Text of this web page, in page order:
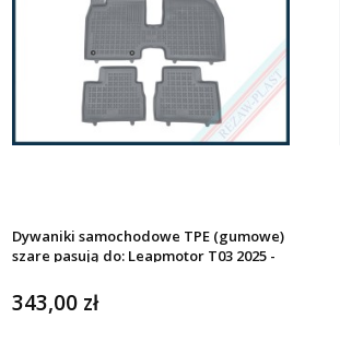
Dywaniki samochodowe TPE (gumowe)
szare pasują do: Leapmotor T03 2025 -
343,00 zł